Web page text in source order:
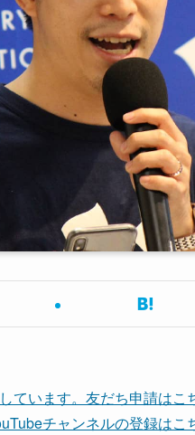
ています。友だち申請はこ
チャンネルの登録はこ